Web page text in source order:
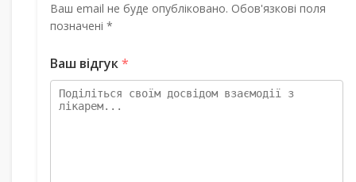
Ваш email не буде опубліковано. Обов'язкові поля
позначені *
Ваш відгук*